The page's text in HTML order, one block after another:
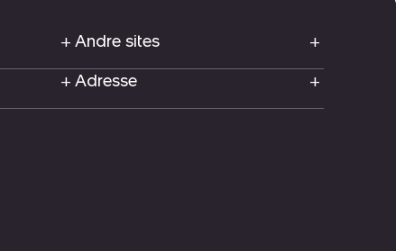
Andre sites
Adresse